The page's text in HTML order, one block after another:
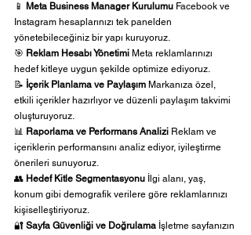
📱 Meta Business Manager Kurulumu Facebook ve
Instagram hesaplarınızı tek panelden
yönetebileceğiniz bir yapı kuruyoruz.
🎯 Reklam Hesabı Yönetimi Meta reklamlarınızı
hedef kitleye uygun şekilde optimize ediyoruz.
📝 İçerik Planlama ve Paylaşım Markanıza özel,
etkili içerikler hazırlıyor ve düzenli paylaşım takvimi
oluşturuyoruz.
📊 Raporlama ve Performans Analizi Reklam ve
içeriklerin performansını analiz ediyor, iyileştirme
önerileri sunuyoruz.
👥 Hedef Kitle Segmentasyonu
İlgi alanı, yaş,
konum gibi demografik verilere göre reklamlarınızı
kişiselleştiriyoruz.
🔐 Sayfa Güvenliği ve Doğrulama İşletme sayfanızın